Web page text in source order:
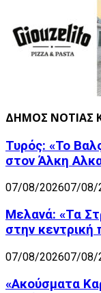
ΔΗΜΟΣ ΝΟΤΙΑΣ
Τυρός: «Το
στον Άλκη
07/08/202607/08/
Μελανά: «Τα
στην κεντρική
07/08/202607/08/
«Ακούσματα